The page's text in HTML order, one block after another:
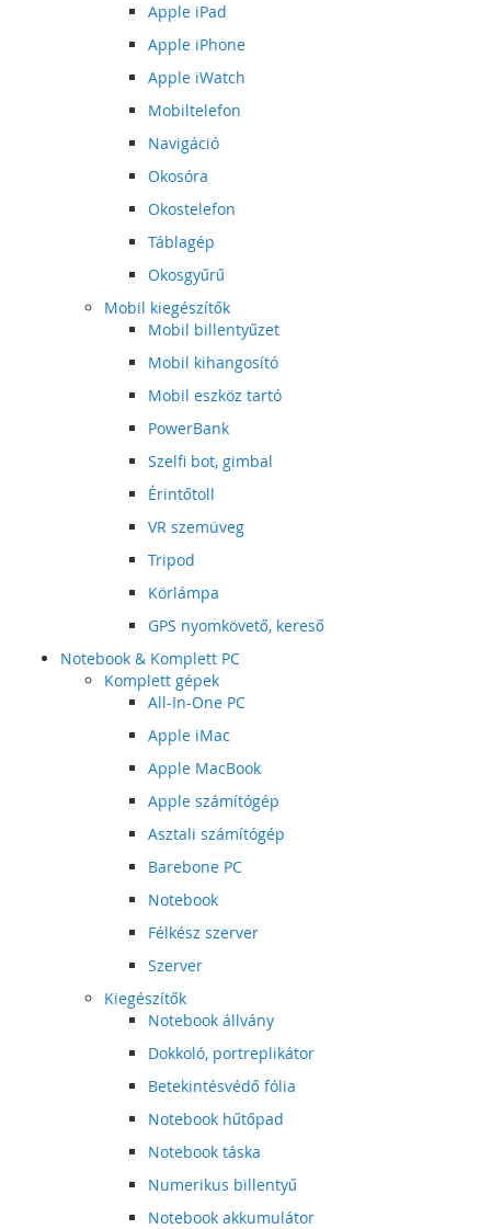
Apple iPad
Apple iPhone
Apple iWatch
Mobiltelefon
Navigáció
Okosóra
Okostelefon
Táblagép
Okosgyűrű
Mobil kiegészítők
Mobil billentyűzet
Mobil kihangosító
Mobil eszköz tartó
PowerBank
Szelfi bot, gimbal
Érintőtoll
VR szemüveg
Tripod
Körlámpa
GPS nyomkövető, kereső
Notebook & Komplett PC
Komplett gépek
All-In-One PC
Apple iMac
Apple MacBook
Apple számítógép
Asztali számítógép
Barebone PC
Notebook
Félkész szerver
Szerver
Kiegészítők
Notebook állvány
Dokkoló, portreplikátor
Betekintésvédő fólia
Notebook hűtőpad
Notebook táska
Numerikus billentyű
Notebook akkumulátor